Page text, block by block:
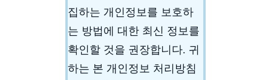
집하는 개인정보를 보호하
는 방법에 대한 최신 정보를
확인할 것을 권장합니다. 귀
하는 본 개인정보 처리방침